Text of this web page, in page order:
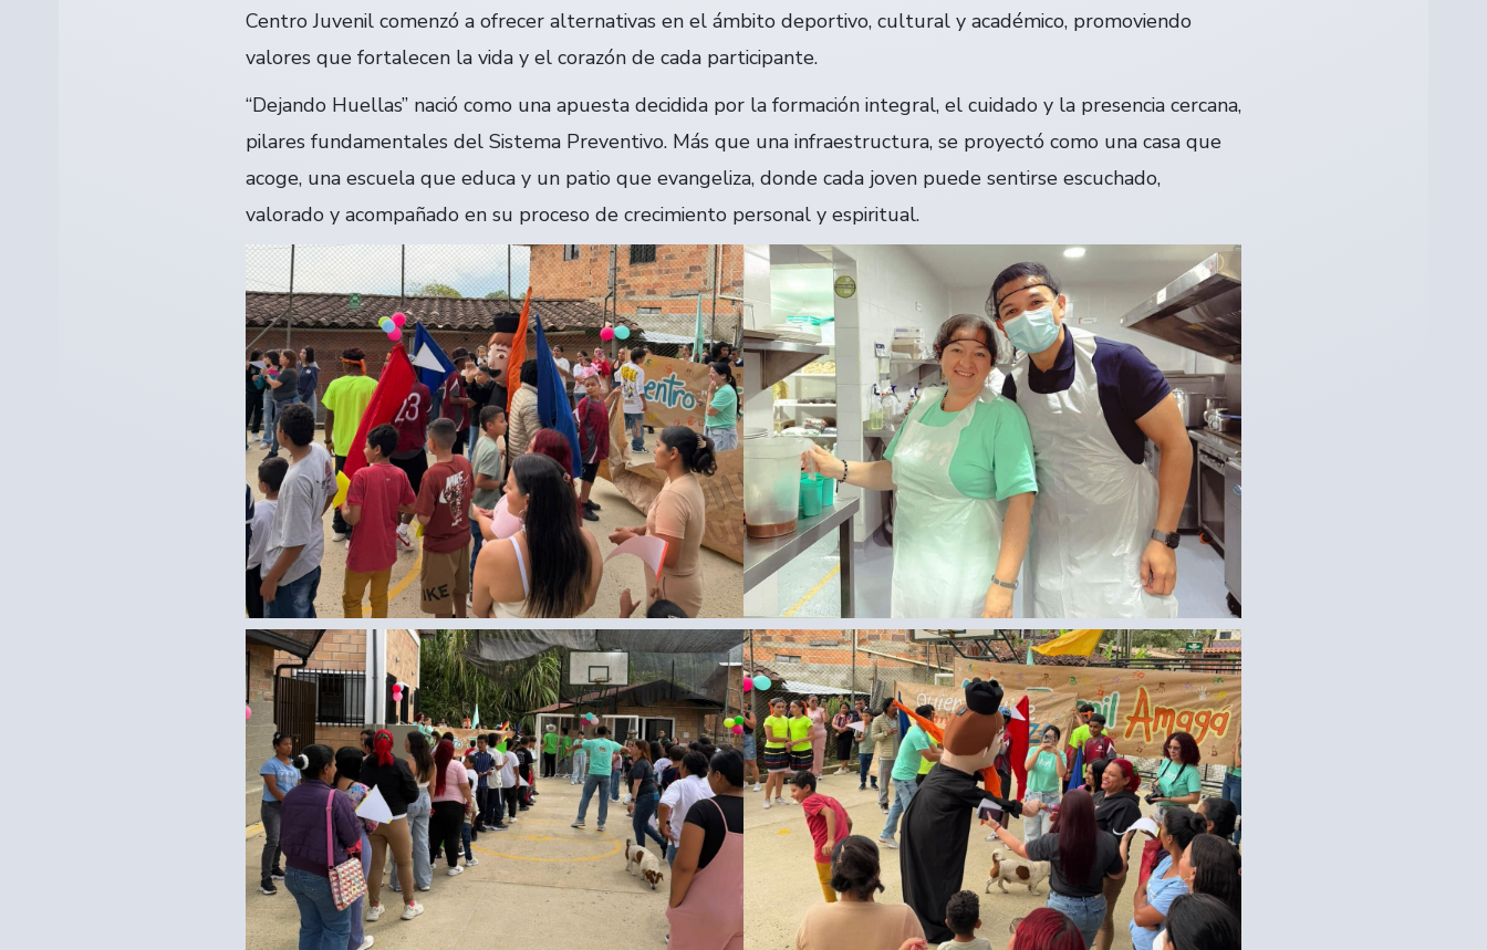
Centro Juvenil comenzó a ofrecer alternativas en el ámbito deportivo, cultural y académico, promoviendo
valores que fortalecen la vida y el corazón de cada participante.
“Dejando Huellas” nació como una apuesta decidida por la formación integral, el cuidado y la presencia cercana,
pilares fundamentales del Sistema Preventivo. Más que una infraestructura, se proyectó como una casa que
acoge, una escuela que educa y un patio que evangeliza, donde cada joven puede sentirse escuchado,
valorado y acompañado en su proceso de crecimiento personal y espiritual.